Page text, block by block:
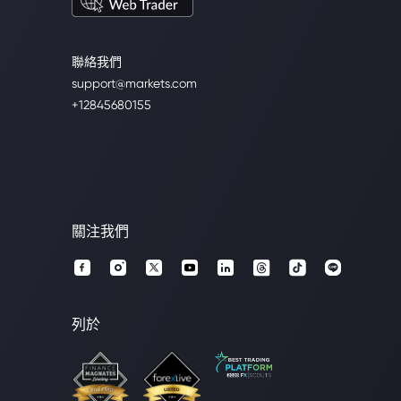
聯絡我們
support@markets.com
+12845680155
關注我們
列於